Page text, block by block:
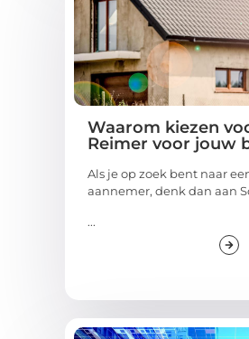
Waarom kiezen
Reimer voor jouw
Als je op zoek bent naar
aannemer, denk dan aan
...